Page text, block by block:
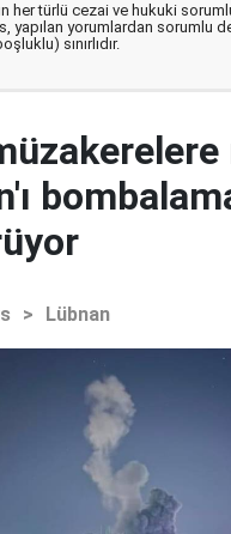
her türlü cezai ve hukuki
yapılan yorumlardan sorumlu
sınırlıdır.
> Lübnan